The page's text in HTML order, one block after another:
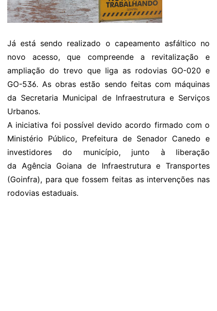
Já está sendo realizado o capeamento asfáltico no
novo acesso, que compreende a revitalização e
ampliação do trevo que liga as rodovias GO-020 e
GO-536. As obras estão sendo feitas com máquinas
da Secretaria Municipal de Infraestrutura e Serviços
Urbanos.
A iniciativa foi possível devido acordo firmado com o
Ministério Público, Prefeitura de Senador Canedo e
investidores do município, junto à liberação
da Agência Goiana de Infraestrutura e Transportes
(Goinfra), para que fossem feitas as intervenções nas
rodovias estaduais.